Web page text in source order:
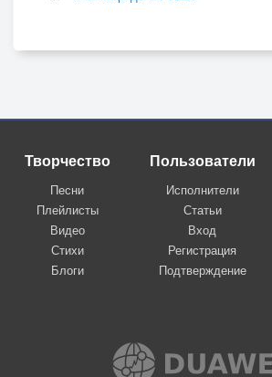
Творчество
Песни
Плейлисты
Видео
Стихи
Блоги
Пользователи
Исполнители
Статьи
Вход
Регистрация
Подтверждение